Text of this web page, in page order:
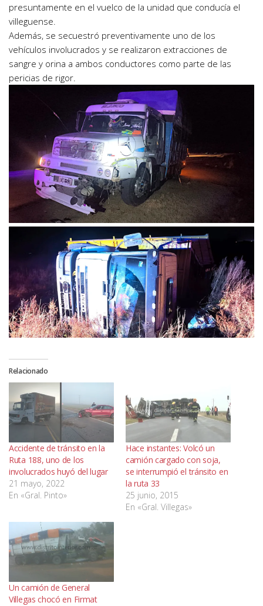
presuntamente en el vuelco de la unidad que conducía el
villeguense.
Además, se secuestró preventivamente uno de los
vehículos involucrados y se realizaron extracciones de
sangre y orina a ambos conductores como parte de las
pericias de rigor.
Relacionado
Accidente de tránsito en la
Ruta 188, uno de los
involucrados huyó del lugar
21 mayo, 2022
En «Gral. Pinto»
Hace instantes: Volcó un
camión cargado con soja,
se interrumpió el tránsito en
la ruta 33
25 junio, 2015
En «Gral. Villegas»
Un camión de General
Villegas chocó en Firmat